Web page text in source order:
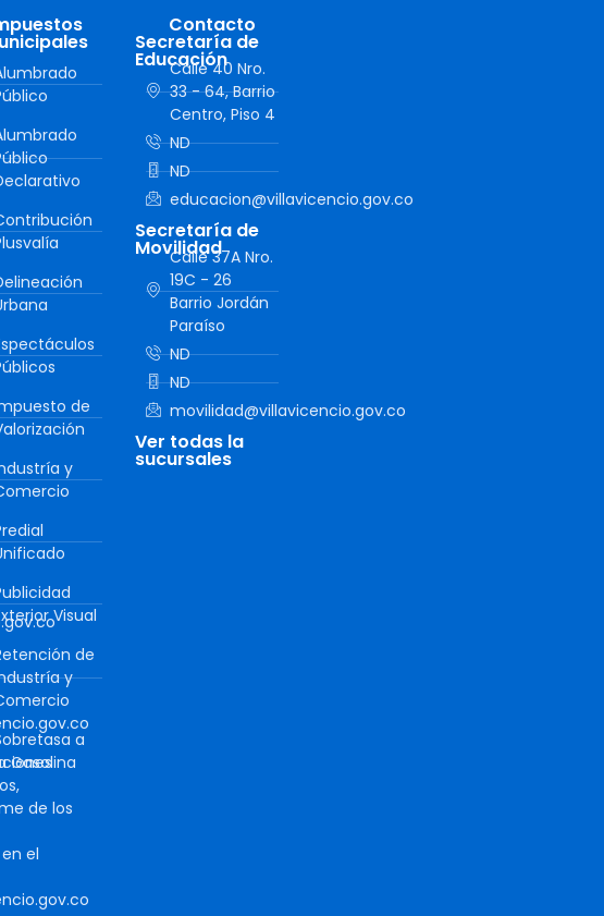
de los
el
de
y
Visual
de
y
a
Gasolina
Contacto
Secretaría de
Educación
Calle 40 Nro.
33 - 64, Barrio
Centro, Piso 4
ND
ND
educacion@villavicencio.gov.co
Secretaría de
Movilidad
Calle 37A Nro.
19C - 26
Barrio Jordán
Paraíso
ND
ND
movilidad@villavicencio.gov.co
Ver todas la
sucursales